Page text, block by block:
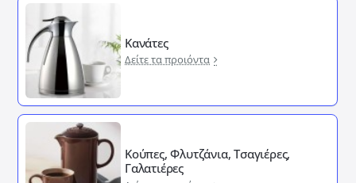
Κανάτες
Δείτε τα προιόντα
Κούπες, Φλυτζάνια, Τσαγιέρες,
Γαλατιέρες